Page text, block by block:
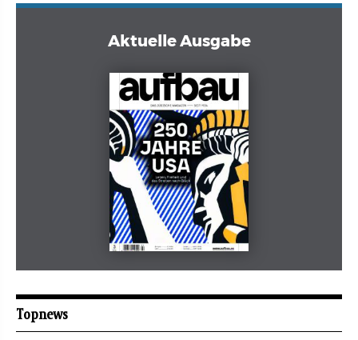
Aktuelle Ausgabe
aufbau
Topnews